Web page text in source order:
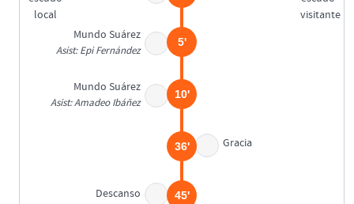
Mundo Suárez
Asist: Epi Fernández
5'
Mundo Suárez
Asist: Amadeo Ibáñez
10'
Gracia
36'
Descanso 45'